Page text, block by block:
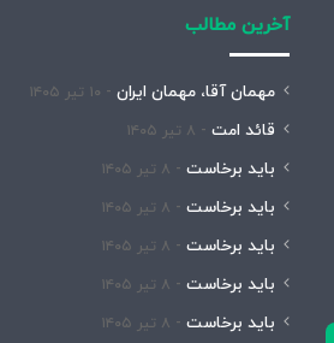
آخرین مطالب
مهمان آقا، مهمان ایران ۱۰ تیر ۱۴۰۵
قائد امت ۸ تیر ۱۴۰۵
باید برخاست ۸ تیر ۱۴۰۵
باید برخاست ۸ تیر ۱۴۰۵
باید برخاست ۸ تیر ۱۴۰۵
باید برخاست ۸ تیر ۱۴۰۵
باید برخاست ۸ تیر ۱۴۰۵